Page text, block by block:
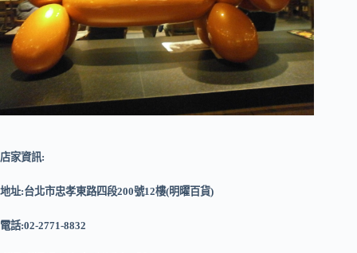
店家資訊:
地址:台北市忠孝東路四段200號12樓(明曜百貨)
電話:02-2771-8832